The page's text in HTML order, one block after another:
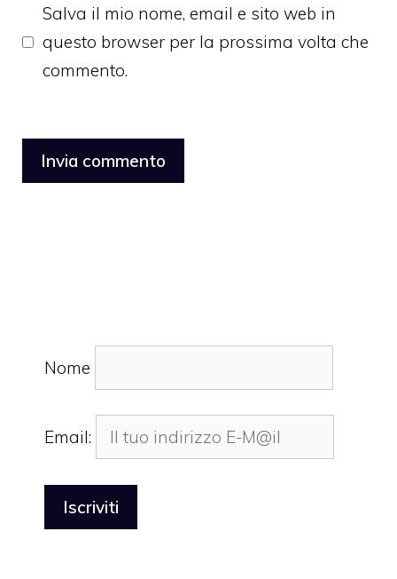
Salva il mio nome, email e sito web in
questo browser per la prossima volta che
commento.
Nome
Email: